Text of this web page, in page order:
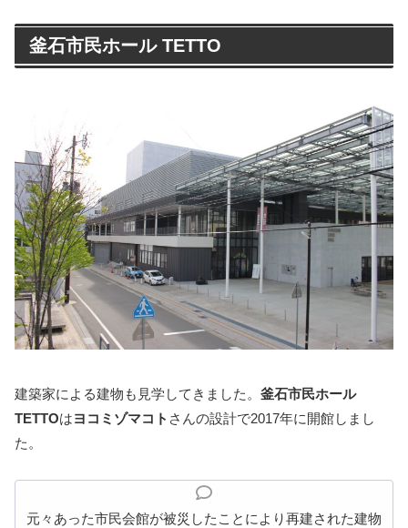
釜石市民ホール TETTO
建築家による建物も見学してきました。 釜石市民ホール
TETTOはヨコミゾマコト さんの設計で2017年に開館しまし
た。
元々あった市民会館が被災したことにより再建された建物